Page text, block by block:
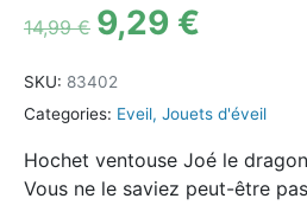
14,99€ 9,29 €
SKU: 83402
Categories: Eveil, Jouets d'éveil
Hochet ventouse Joé le
Vous ne le saviez peut-être